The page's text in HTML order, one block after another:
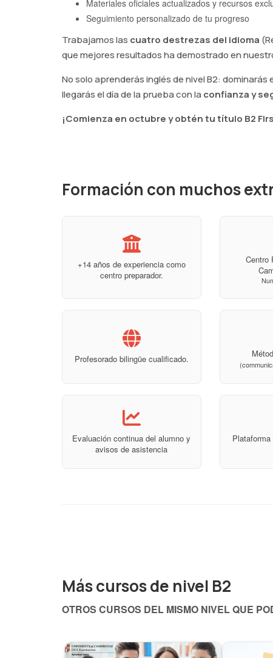
Materiales oficiales actualizados y recursos
Seguimiento personalizado de tu progreso
Trabajamos las cuatro destrezas del idioma
que mejores resultados ha demostrado en
No solo aprenderás inglés de nivel B2:
llegarás el día de la prueba con la confianza y
¡Comienza en octubre y obtén tu título B2
Formación con muchos
+14 años de experiencia como
centro preparador.
Centro
Profesorado bilingüe cualificado.
Evaluación continua del alumno y
avisos de asistencia
Más cursos de nivel B2
OTROS CURSOS DEL MISMO NIVEL QUE